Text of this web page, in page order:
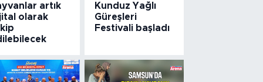
artık
olarak
Kunduz Yağlı
Güreşleri
Festivali başladı